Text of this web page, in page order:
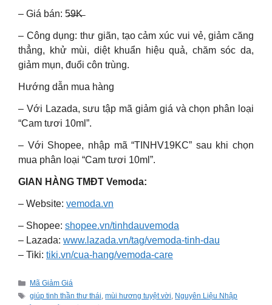
– Giá bán: 5̶9̶K̶
– Công dụng: thư giãn, tạo cảm xúc vui vẻ, giảm căng
thẳng, khử mùi, diệt khuẩn hiệu quả, chăm sóc da,
giảm mụn, đuổi côn trùng.
Hướng dẫn mua hàng
– Với Lazada, sưu tập mã giảm giá và chọn phân loại
“Cam tươi 10ml”.
– Với Shopee, nhập mã “TINHV19KC” sau khi chọn
mua phân loại “Cam tươi 10ml”.
GIAN HÀNG TMĐT Vemoda:
– Website: vemoda.vn
– Shopee: shopee.vn/tinhdauvemoda
– Lazada: www.lazada.vn/tag/vemoda-tinh-dau
– Tiki: tiki.vn/cua-hang/vemoda-care
Categories
Mã Giảm Giá
Tags
giúp tinh thần thư thái,mùi hương tuyệt vời, Nguyên Liệu Nhập